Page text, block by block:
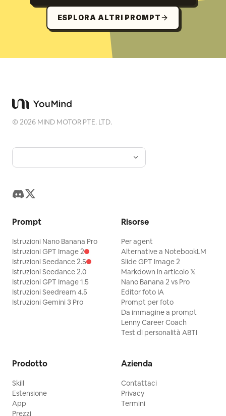
ESPLORA ALTRI PROMPT
©2026 MIND MOTOR PTE. LTD.
Prompt
Istruzioni Nano Banana Pro
Istruzioni GPT Image 2
Istruzioni Seedance 2.5
Istruzioni Seedance 2.0
Istruzioni GPT Image 1.5
Istruzioni Seedream 4.5
Istruzioni Gemini 3 Pro
Risorse
Per agent
Alternative a NotebookLM
Slide GPT Image 2
Markdown in articolo 𝕏
Nano Banana 2 vs Pro
Editor foto IA
Prompt per foto
Da immagine a prompt
Lenny Career Coach
Test di personalità ABTI
Prodotto
Skill
Estensione
App
Prezzi
Azienda
Contattaci
Privacy
Termini